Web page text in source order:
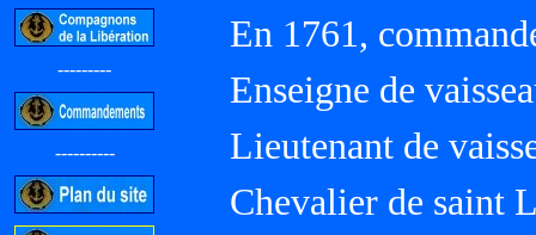
---------
----------
En 1761,
Enseigne de
Lieutenant de
Chevalier de saint